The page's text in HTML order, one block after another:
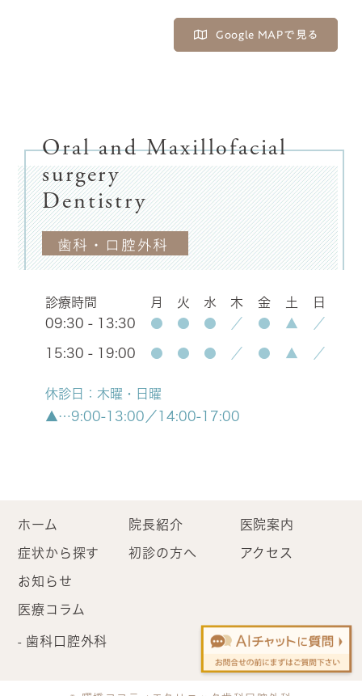
Google MAPで見る
Oral and Maxillofacial
surgery
Dentistry
歯科・口腔外科
診療時間 月 火 水 木 金 土
日
09:30 - 13:30
● ● ● ／ ● ▲ ／
15:30 - 19:00 ● ● ● ／ ● ▲ ／
休診日：木曜・日曜
▲…9:00-13:00／14:00-17:00
ホーム 院長紹介 医院案内
症状から探す 初診の方へ アクセス
お知らせ
医療コラム
歯科口腔外科